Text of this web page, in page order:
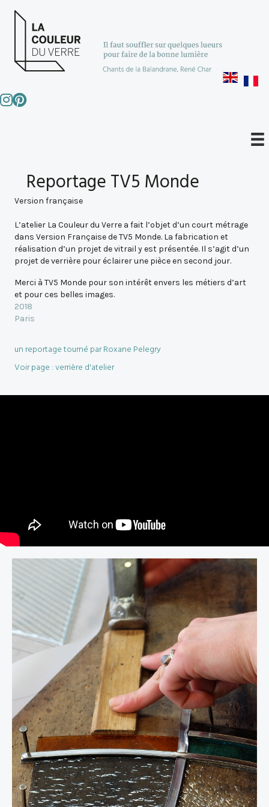
Reportage TV5 Monde
Version française
L’atelier La Couleur du Verre a fait l’objet d’un court métrage
dans Version Française de TV5 Monde. La fabrication et
réalisation d’un projet de vitrail y est présentée. Il s’agit d’un
projet de verrière pour éclairer une pièce en second jour.
Merci à TV5 Monde pour son intérêt envers les métiers d’art
et pour ces belles images.
2018
Paris
un reportage tourné par Roxane Pelegry
Voir page : verrière d'atelier